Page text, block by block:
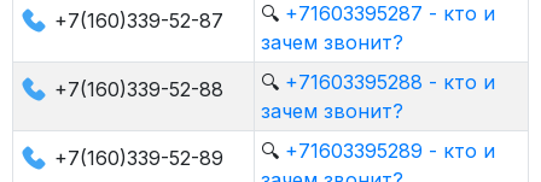
+7(160)339-52-87
🔍 +71603395287 - кто и
зачем звонит?
+7(160)339-52-88
🔍 +71603395288 - кто и
зачем звонит?
+7(160)339-52-89
🔍 +71603395289 - кто и